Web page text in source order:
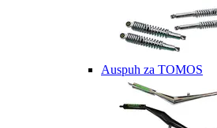
Auspuh za TOMOS